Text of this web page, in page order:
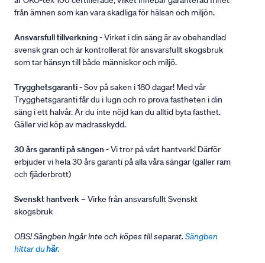
från ämnen som kan vara skadliga för hälsan och miljön.
Ansvarsfull tillverkning- Virket i din säng är av obehandlad
svensk gran och är kontrollerat för ansvarsfullt skogsbruk
som tar hänsyn till både människor och miljö.
Trygghetsgaranti- Sov på saken i 180 dagar! Med vår
Trygghetsgaranti får du i lugn och ro prova fastheten i din
säng i ett halvår. Är du inte nöjd kan du alltid byta fasthet.
Gäller vid köp av madrasskydd.
30 års garanti på sängen - Vi tror på vårt hantverk! Därför
erbjuder vi hela 30 års garanti på alla våra sängar (gäller ram
och fjäderbrott)
Svenskt hantverk– Virke från ansvarsfullt Svenskt
skogsbruk
OBS! Sängben ingår inte och köpes till separat. Sängben
hittar duhär.